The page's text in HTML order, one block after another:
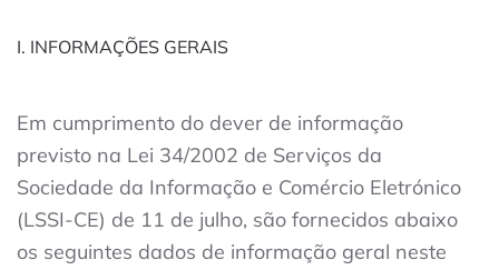
I. INFORMAÇÕES GERAIS
Em cumprimento do dever de informação
previsto na Lei 34/2002 de Serviços da
Sociedade da Informação e Comércio Eletrónico
(LSSI-CE) de 11 de julho, são fornecidos abaixo
os seguintes dados de informação geral neste